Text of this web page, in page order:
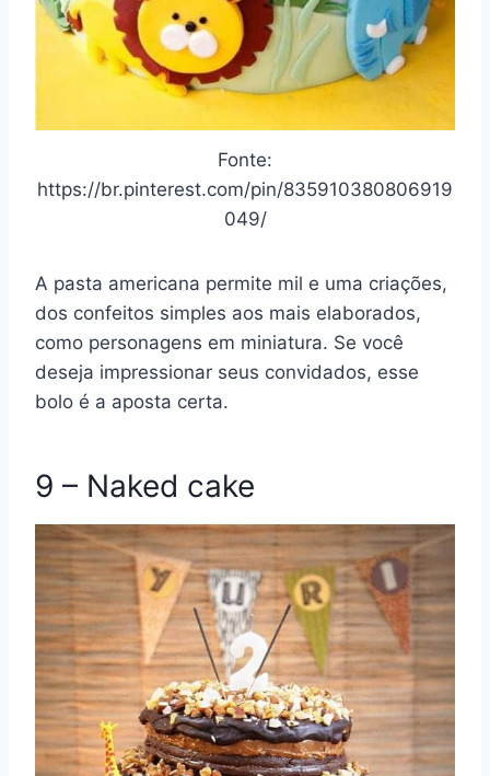
Fonte:
https://br.pinterest.com/pin/835910380806919
049/
A pasta americana permite mil e uma criações,
dos confeitos simples aos mais elaborados,
como personagens em miniatura. Se você
deseja impressionar seus convidados, esse
bolo é a aposta certa.
9 – Naked cake